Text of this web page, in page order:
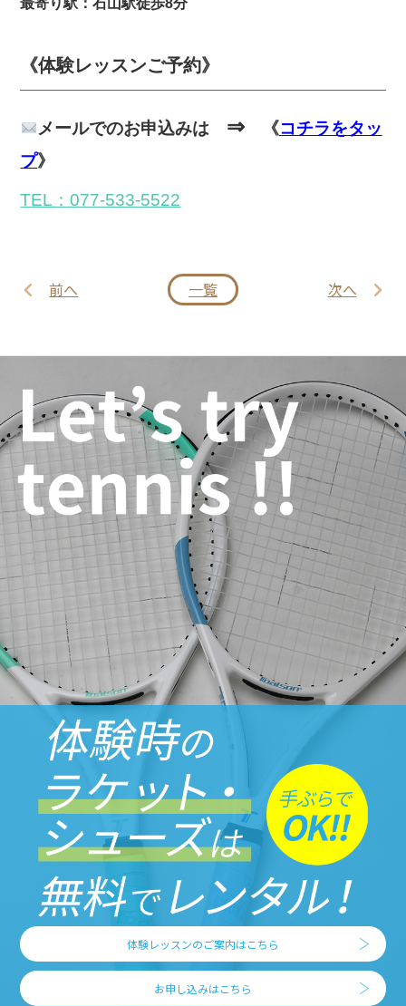
《体験レッスンご予約》
メールでのお申込みは ⇒《コチラをタッ
プ》
TEL：077-533-5522
前へ 一覧 次へ
体験レッスンのご案内はこちら
お申し込みはこちら